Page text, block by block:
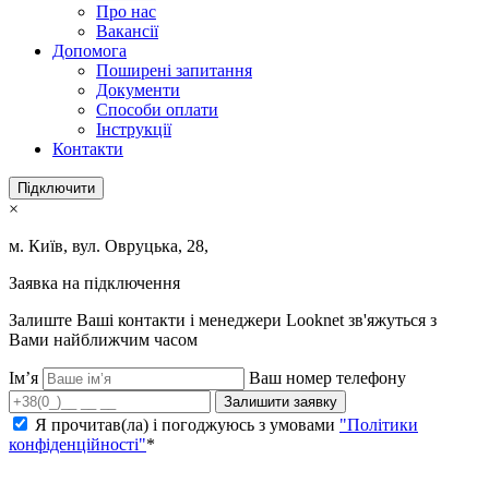
Про нас
Вакансії
Допомога
Поширені запитання
Документи
Способи оплати
Інструкції
Контакти
Підключити
×
м. Київ, вул. Овруцька, 28,
Заявка на підключення
Залиште Ваші контакти і менеджери Looknet зв'яжуться з
Вами найближчим часом
Ім’я Ваш номер телефону
Залишити заявку
Я прочитав(ла) і погоджуюсь з умовами "Політики
конфіденційності"*